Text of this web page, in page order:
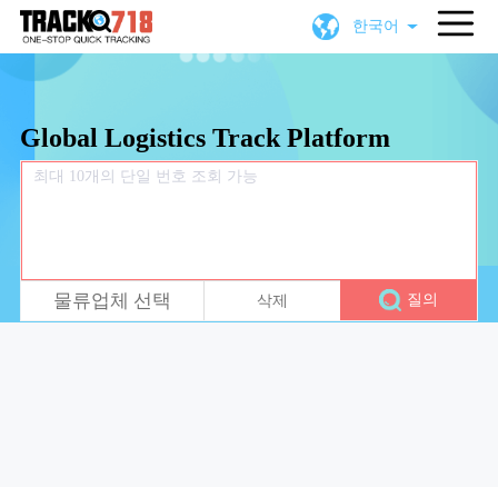
한국어
Global Logistics Track Platform
물류업체 선택 삭제 질의